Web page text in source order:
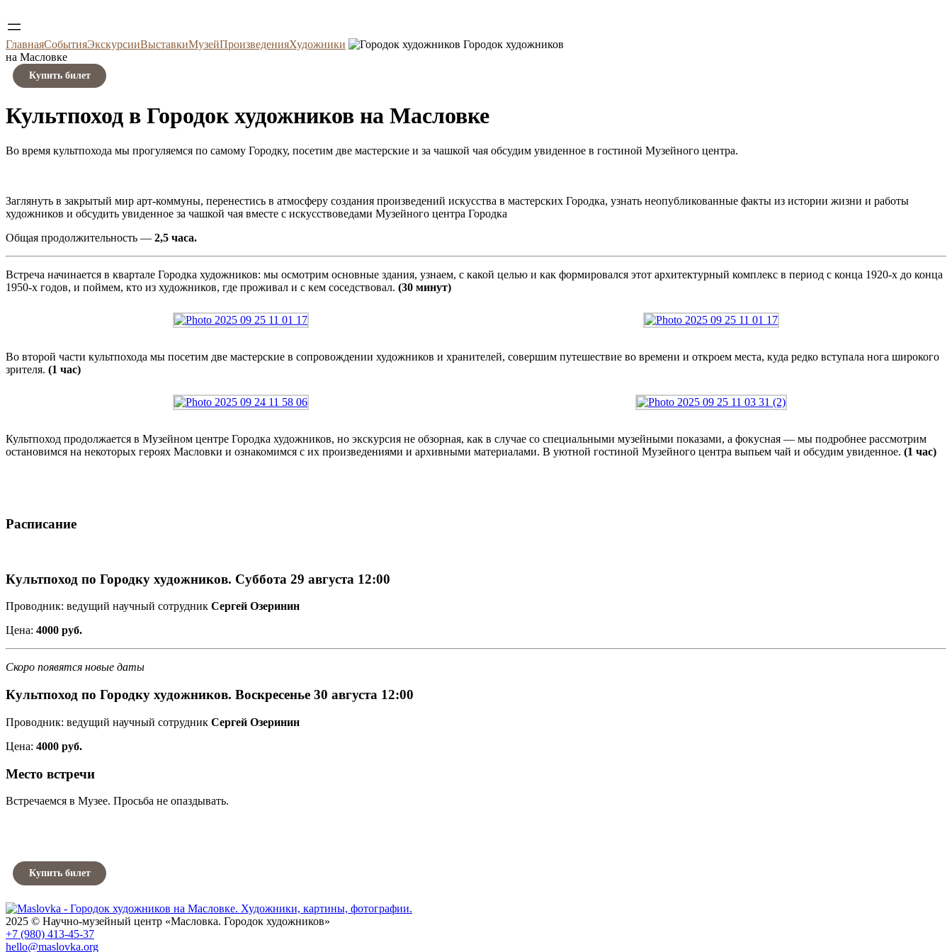
ГлавнаяСобытияЭкскурсииВыставкиМузейПроизведенияХудожники
Городок художников
на Масловке
Купить билет
Культпоход в Городок художников на Масловке
Во время культпохода мы прогуляемся по самому Городку, посетим две мастерские и за чашкой чая обсудим увиденное в гостиной Музейного центра.
Заглянуть в закрытый мир арт-коммуны, перенестись в атмосферу создания произведений искусства в мастерских Городка, узнать неопубликованные факты из истории жизни и работы
художников и обсудить увиденное за чашкой чая вместе с искусствоведами Музейного центра Городка
Общая продолжительность — 2,5 часа.
Встреча начинается в квартале Городка художников: мы осмотрим основные здания, узнаем, с какой целью и как формировался этот архитектурный комплекс в период с конца 1920-х до конца
1950-х годов, и поймем, кто из художников, где проживал и с кем соседствовал. (30 минут)
Во второй части культпохода мы посетим две мастерские в сопровождении художников и хранителей, совершим путешествие во времени и откроем места, куда редко вступала нога широкого
зрителя. (1 час)
Культпоход продолжается в Музейном центре Городка художников, но экскурсия не обзорная, как в случае со специальными музейными показами, а фокусная — мы подробнее рассмотрим
остановимся на некоторых героях Масловки и ознакомимся с их произведениями и архивными материалами. В уютной гостиной Музейного центра выпьем чай и обсудим увиденное. (1 час)
Расписание
Культпоход по Городку художников. Суббота 29 августа 12:00
Проводник: ведущий научный сотрудник Сергей Озеринин
Цена: 4000 руб.
Скоро появятся новые даты
Культпоход по Городку художников. Воскресенье 30 августа 12:00
Проводник: ведущий научный сотрудник Сергей Озеринин
Цена: 4000 руб.
Место встречи
Встречаемся в Музее. Просьба не опаздывать.
Купить билет
2025 © Научно-музейный центр «Масловка. Городок художников»
+7 (980) 413-45-37
hello@maslovka.org